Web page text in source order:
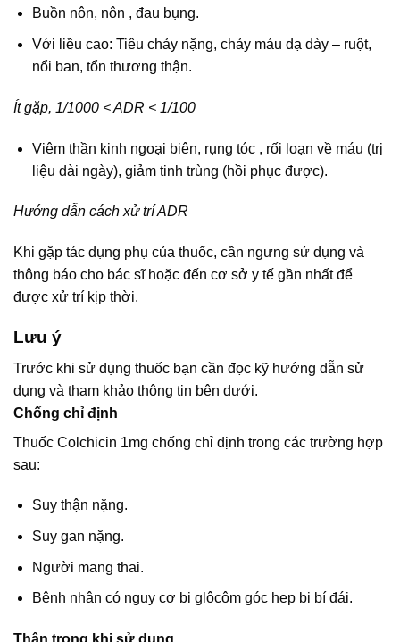
Buồn nôn, nôn , đau bụng.
Với liều cao: Tiêu chảy nặng, chảy máu dạ dày – ruột,
nổi ban, tổn thương thận.
Ít gặp, 1/1000 < ADR < 1/100
Viêm thần kinh ngoại biên, rụng tóc , rối loạn về máu (trị
liệu dài ngày), giảm tinh trùng (hồi phục được).
Hướng dẫn cách xử trí ADR
Khi gặp tác dụng phụ của thuốc, cần ngưng sử dụng và
thông báo cho bác sĩ hoặc đến cơ sở y tế gần nhất để
được xử trí kịp thời.
Lưu ý
Trước khi sử dụng thuốc bạn cần đọc kỹ hướng dẫn sử
dụng và tham khảo thông tin bên dưới.
Chống chỉ định
Thuốc Colchicin 1mg chống chỉ định trong các trường hợp
sau:
Suy thận nặng.
Suy gan nặng.
Người mang thai.
Bệnh nhân có nguy cơ bị glôcôm góc hẹp bị bí đái.
Thận trọng khi sử dụng